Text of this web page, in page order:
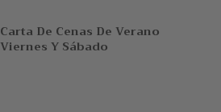
Carta De Cenas De Verano
Viernes Y Sábado